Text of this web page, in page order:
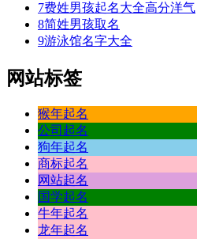
7费姓男孩起名大全高分洋气
8简姓男孩取名
9游泳馆名字大全
网站标签
猴年起名
公司起名
狗年起名
商标起名
网站起名
国学起名
牛年起名
龙年起名